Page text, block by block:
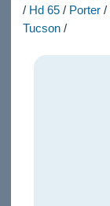
/ Hd 65/ Porter/
Tucson/